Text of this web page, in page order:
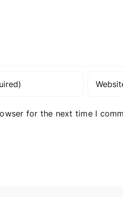
for the next time I